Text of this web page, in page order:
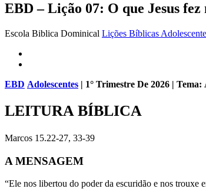
EBD – Lição 07: O que Jesus
Escola Biblica Dominical Lições Bíblicas
EBD Adolescentes | 1° Trimestre De 2026 |
LEITURA BÍBLICA
Marcos 15.22-27, 33-39
A MENSAGEM
“Ele nos libertou do poder da escuridão e nos trouxe